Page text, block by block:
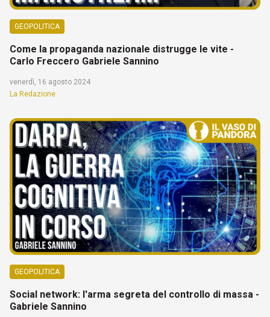
GEOPOLITICA
Come la propaganda nazionale distrugge le vite -
Carlo Freccero Gabriele Sannino
venerdì, 16 agosto 2024
La Redazione
GEOPOLITICA
Social network: l'arma segreta del controllo di massa -
Gabriele Sannino